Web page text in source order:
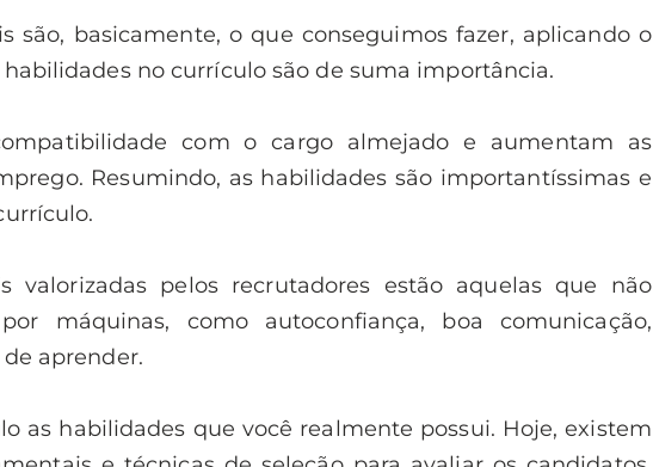
são, basicamente, o que conseguimos fazer, aplicando o
no currículo são de suma importância.
com o cargo almejado e aumentam as
Resumindo, as habilidades são importantíssimas e
valorizadas pelos recrutadores estão aquelas que não
máquinas, como autoconfiança, boa comunicação,
aprender.
as habilidades que você realmente possui. Hoje, existem